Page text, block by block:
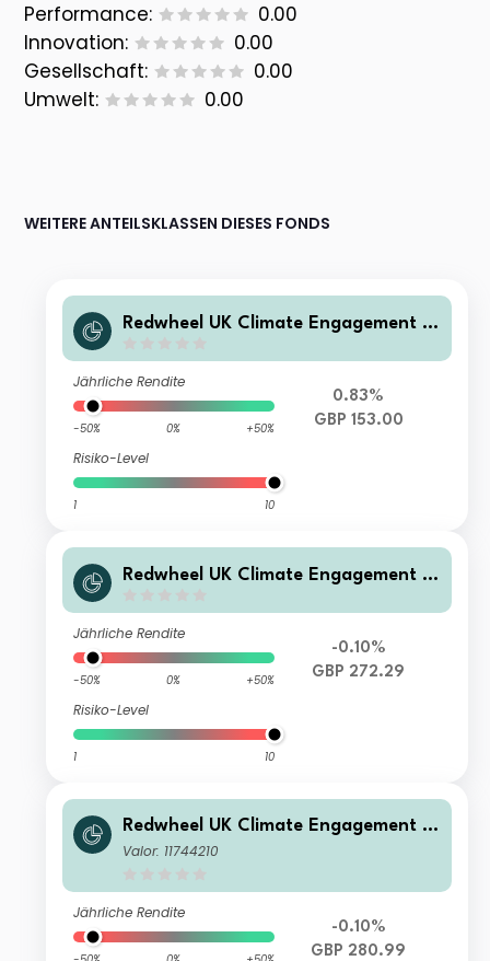
Performance:
0.00
Innovation:
0.00
Gesellschaft:
0.00
Umwelt:
0.00
WEITERE ANTEILSKLASSEN DIESES FONDS
Redwheel UK Climate Engagement F
Jährliche Rendite
-50% 0% +50%
Risiko-Level
1 10
0.83%
GBP 153.00
Redwheel UK Climate Engagement F
Jährliche Rendite
-50% 0% +50%
Risiko-Level
1 10
-0.10%
GBP 272.29
Redwheel UK Climate Engagement F
und - B GBP Acc
Valor: 11744210
Jährliche Rendite
-0.10%
GBP 280.99